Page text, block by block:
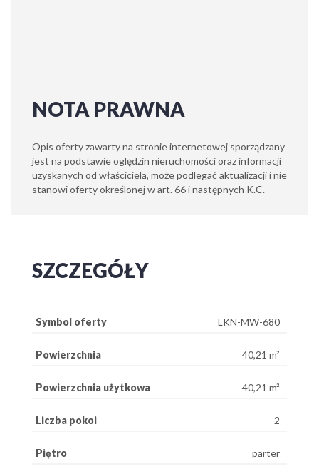
NOTA PRAWNA
Opis oferty zawarty na stronie internetowej sporządzany
jest na podstawie oględzin nieruchomości oraz informacji
uzyskanych od właściciela, może podlegać aktualizacji i nie
stanowi oferty określonej w art. 66 i następnych K.C.
SZCZEGÓŁY
Symbol oferty LKN-MW-680
Powierzchnia 40,21 m²
Powierzchnia użytkowa 40,21 m²
Liczba pokoi 2
Piętro parter